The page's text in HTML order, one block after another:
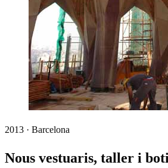
2013 · Barcelona
Nous vestuaris, taller i